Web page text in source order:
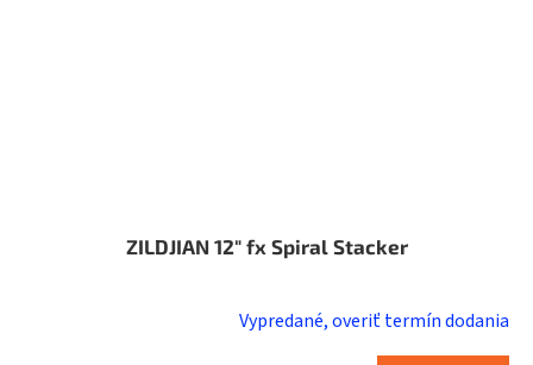
ZILDJIAN 12" fx Spiral Stacker
Vypredané, overiť termín dodania